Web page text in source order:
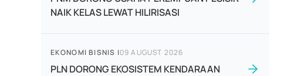
NAIK KELAS LEWAT HILIRISASI
EKONOMI BISNIS |09 AUGUST 2026
PLN DORONG EKOSISTEM KENDARAAN